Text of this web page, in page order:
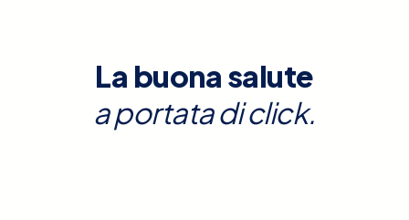
La buona salute
a portata di click.